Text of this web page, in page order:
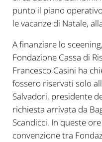
punto il piano
le vacanze di Natale,
A finanziare lo
Fondazione Cassa di
Francesco Casini ha
fossero riservati solo
Salvadori, presidente
richiesta arrivata da
Scandicci. In queste
convenzione tra